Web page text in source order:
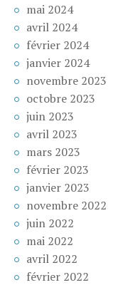
mai 2024
avril 2024
février 2024
janvier 2024
novembre 2023
octobre 2023
juin 2023
avril 2023
mars 2023
février 2023
janvier 2023
novembre 2022
juin 2022
mai 2022
avril 2022
février 2022